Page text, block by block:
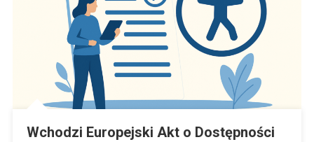
Wchodzi Europejski Akt o Dostępności